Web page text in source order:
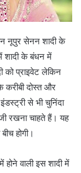
नूपुर सेनन शादी के
शादी के बंधन में
को प्राइवेट लेकिन
करीबी दोस्त और
से भी चुनिंदा
रखना चाहते हैं। यह
होगी।
वाली इस शादी में